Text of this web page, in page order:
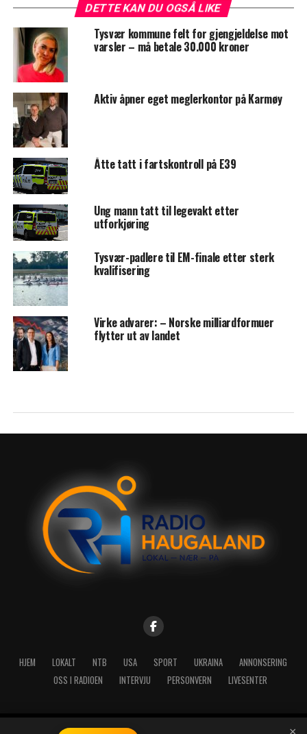
DETTE KAN DU OGSÅ LIKE
Tysvær kommune felt for gjengjeldelse mot
varsler – må betale 30.000 kroner
Aktiv åpner eget meglerkontor på Karmøy
Åtte tatt i fartskontroll på E39
Ung mann tatt til legevakt etter
utforkjøring
Tysvær-padlere til EM-finale etter sterk
kvalifisering
Virke advarer: – Norske milliardformuer
flytter ut av landet
HJEM LOKALT NTB USA SPORT UKRAINA
ANNONSERING
OSS I RADIOEN
INTERVJU PERSONVERN LIVESENTER